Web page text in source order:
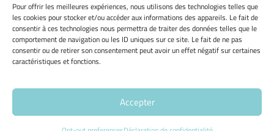
Pour offrir les meilleures expériences, nous utilisons des technologies telles que
les cookies pour stocker et/ou accéder aux informations des appareils. Le fait de
consentir à ces technologies nous permettra de traiter des données telles que le
comportement de navigation ou les ID uniques sur ce site. Le fait de ne pas
consentir ou de retirer son consentement peut avoir un effet négatif sur certaines
caractéristiques et fonctions.
Accepter
Mentions légales
Gérer mes cookies
Politique de cookies
Déclaration de confidentialité
Site Officiel - Centre Interlangues - Université de Bourgogne @
2026